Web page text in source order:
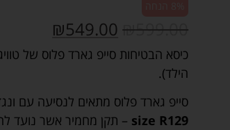
₪599.00
₪549.00
הילד).
סייפ גארד פלוס מתאים לנסיעה עם
size R129 – תקן מחמיר אשר נועד